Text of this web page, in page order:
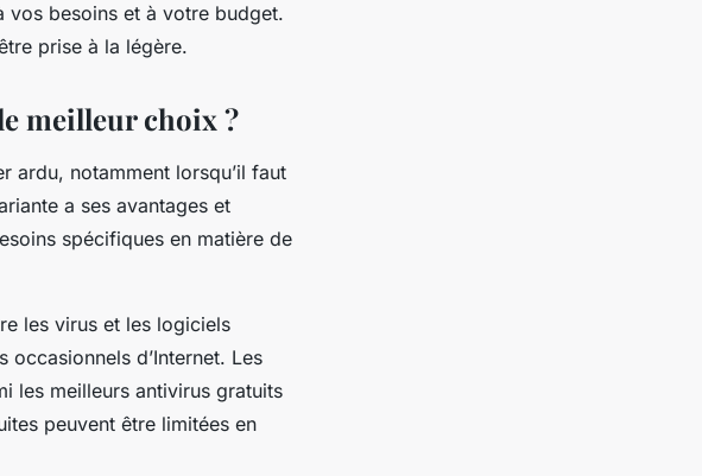
vos besoins et à votre budget.
prise à la légère.
meilleur choix ?
ardu, notamment lorsqu’il faut
a ses avantages et
spécifiques en matière de
les virus et les logiciels
d’Internet. Les
les meilleurs antivirus gratuits
peuvent être limitées en